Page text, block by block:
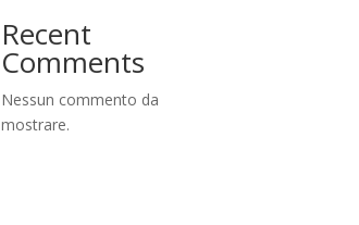
Recent
Comments
Nessun commento da
mostrare.